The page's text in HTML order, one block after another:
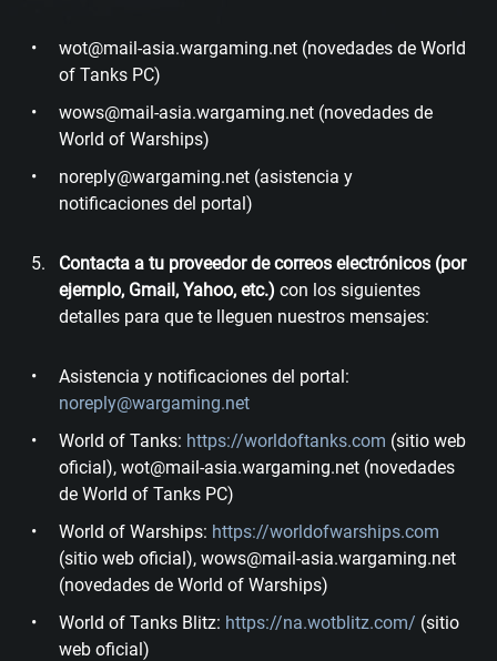
wot@mail-asia.wargaming.net (novedades de World
of Tanks PC)
wows@mail-asia.wargaming.net (novedades de
World of Warships)
noreply@wargaming.net (asistencia y
notificaciones del portal)
Contacta a tu proveedor de correos electrónicos (por
ejemplo, Gmail, Yahoo, etc.) con los siguientes
detalles para que te lleguen nuestros mensajes:
Asistencia y notificaciones del portal:
noreply@wargaming.net
World of Tanks: https://worldoftanks.com (sitio web
oficial), wot@mail-asia.wargaming.net (novedades
de World of Tanks PC)
World of Warships: https://worldofwarships.com
(sitio web oficial), wows@mail-asia.wargaming.net
(novedades de World of Warships)
World of Tanks Blitz: https://na.wotblitz.com/ (sitio
web oficial)